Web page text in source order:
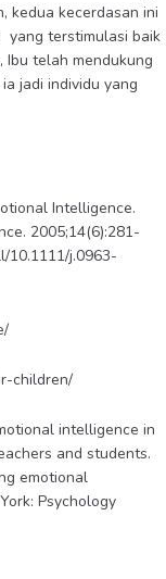
kedua kecerdasan ini
yang terstimulasi baik
Ibu telah mendukung
jadi individu yang
Intelligence.
2005;14(6):281-
10.1111/j.0963-
children/
intelligence in
and students.
emotional
Psychology